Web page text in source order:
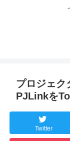
プロジェク
PJLinkを
Twitter